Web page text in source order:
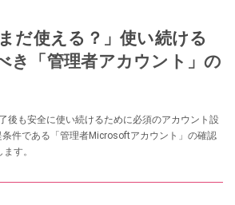
だ使える？」使い続ける
き「管理者アカウント」の
後も安全に使い続けるために必須のアカウント設
条件である「管理者Microsoftアカウント」の確認
す。